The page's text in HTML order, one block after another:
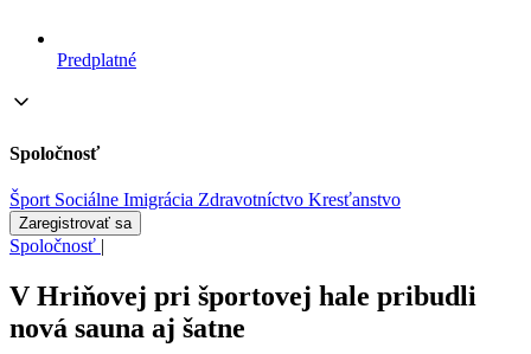
Predplatné
Spoločnosť
Šport Sociálne Imigrácia Zdravotníctvo Kresťanstvo
Zaregistrovať sa
Spoločnosť |
V Hriňovej pri športovej hale pribudli
nová sauna aj šatne